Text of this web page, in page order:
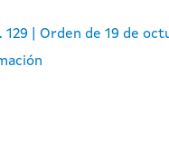
129 | Orden de 19 de